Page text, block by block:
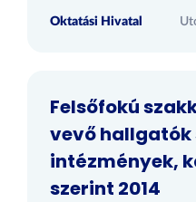
Oktatási Hivatal
Felsőfokú
vevő hallgatók
intézmények,
szerint 2014